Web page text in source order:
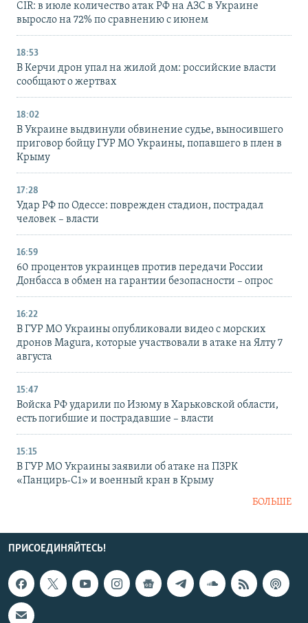
CIR: в июле количество атак РФ на АЗС в Украине
выросло на 72% по сравнению с июнем
18:53
В Керчи дрон упал на жилой дом: российские власти
сообщают о жертвах
18:02
В Украине выдвинули обвинение судье, выносившего
приговор бойцу ГУР МО Украины, попавшего в плен в
Крыму
17:28
Удар РФ по Одессе: поврежден стадион, пострадал
человек – власти
16:59
60 процентов украинцев против передачи России
Донбасса в обмен на гарантии безопасности – опрос
16:22
В ГУР МО Украины опубликовали видео с морских
дронов Magura, которые участвовали в атаке на Ялту 7
августа
15:47
Войска РФ ударили по Изюму в Харьковской области,
есть погибшие и пострадавшие – власти
15:15
В ГУР МО Украины заявили об атаке на ПЗРК
«Панцирь-С1» и военный кран в Крыму
БОЛЬШЕ
ПРИСОЕДИНЯЙТЕСЬ!